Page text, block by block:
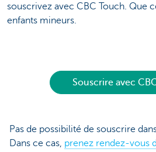
souscrivez avec CBC Touch. Que
enfants mineurs.
Souscrire avec
Pas de possibilité de souscrire
Dans ce cas, prenez rendez-vous